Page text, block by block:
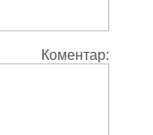
Коментар: